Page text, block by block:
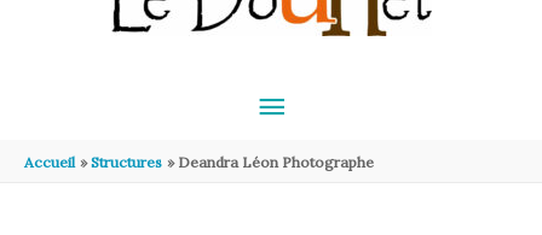
MENU
PRINCIPAL
Accueil Structures Deandra Léon Photographe